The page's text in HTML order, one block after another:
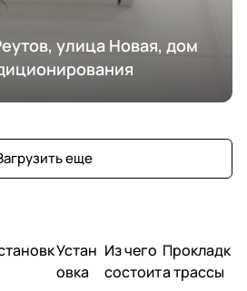
улица Новая, дом
еще
Устан
овка
Из чего
состоит
Прокладк
а трассы